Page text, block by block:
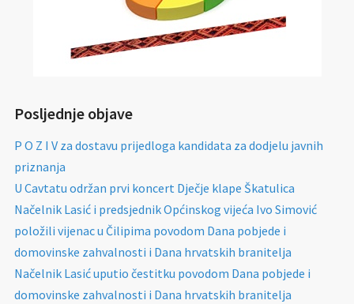
Posljednje objave
P O Z I V za dostavu prijedloga kandidata za dodjelu javnih
priznanja
U Cavtatu održan prvi koncert Dječje klape Škatulica
Načelnik Lasić i predsjednik Općinskog vijeća Ivo Simović
položili vijenac u Čilipima povodom Dana pobjede i
domovinske zahvalnosti i Dana hrvatskih branitelja
Načelnik Lasić uputio čestitku povodom Dana pobjede i
domovinske zahvalnosti i Dana hrvatskih branitelja